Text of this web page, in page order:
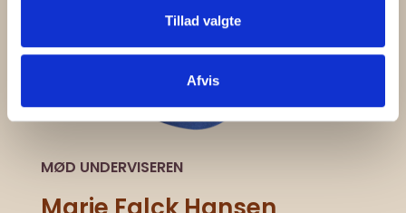
Tillad valgte
Afvis
MØD UNDERVISEREN